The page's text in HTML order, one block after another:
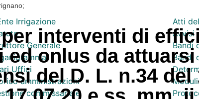
Irrigazione
Generale
Uffici
amministrazioni
commissariale
Atti
Avvisi
Bandi
Bandi
interventi di
onlus da
del D. L. n.34 del